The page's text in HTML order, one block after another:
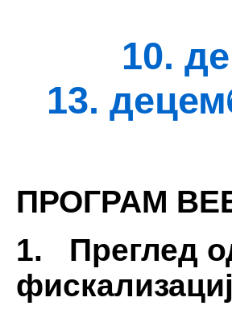
10.
13.
ПРОГРАМ
1. Преглед